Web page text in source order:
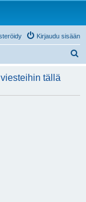
Kirjaudu sisään
i
tällä